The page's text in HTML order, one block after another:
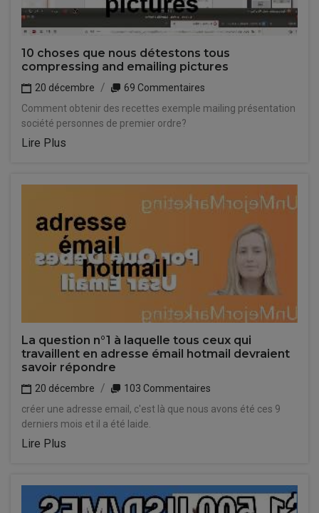
10 choses que nous détestons tous
compressing and emailing pictures
20 décembre
69 Commentaires
Comment obtenir des recettes exemple mailing présentation
société personnes de premier ordre?
Lire Plus
La question n°1 à laquelle tous ceux qui
travaillent en adresse émail hotmail devraient
savoir répondre
20 décembre
103 Commentaires
créer une adresse email, c'est là que nous avons été ces 9
derniers mois et il a été laide.
Lire Plus